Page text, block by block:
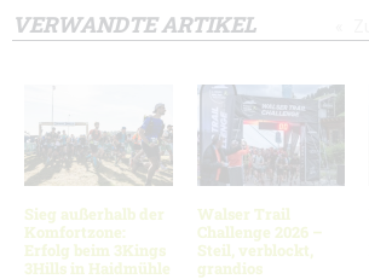
VERWANDTE ARTIKEL
Sieg außerhalb der
Komfortzone:
Erfolg beim 3Kings
3Hills in Haidmühle
Walser Trail
Challenge 2026 –
Steil, verblockt,
grandios